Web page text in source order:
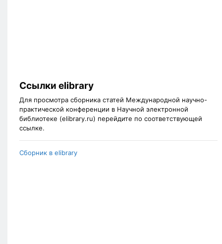
Ссылки elibrary
Для просмотра сборника статей Международной научно-
практической конференции в Научной электронной
библиотеке (elibrary.ru) перейдите по соответствующей
ссылке.
Сборник в elibrary